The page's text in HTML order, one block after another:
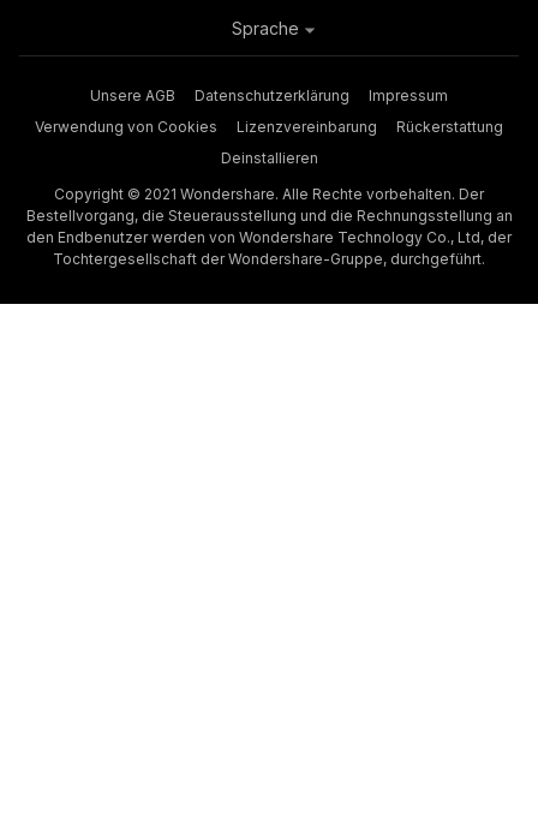
Unsere AGB Datenschutzerklärung
Impressum
Verwendung von Cookies
Lizenzvereinbarung
Rückerstattung
Deinstallieren
Copyright © 2021 Wondershare. Alle Rechte vorbehalten. Der
Bestellvorgang, die Steuerausstellung und die Rechnungsstellung an
den Endbenutzer werden von Wondershare Technology Co., Ltd, der
Tochtergesellschaft der Wondershare-Gruppe, durchgeführt.
Sprache